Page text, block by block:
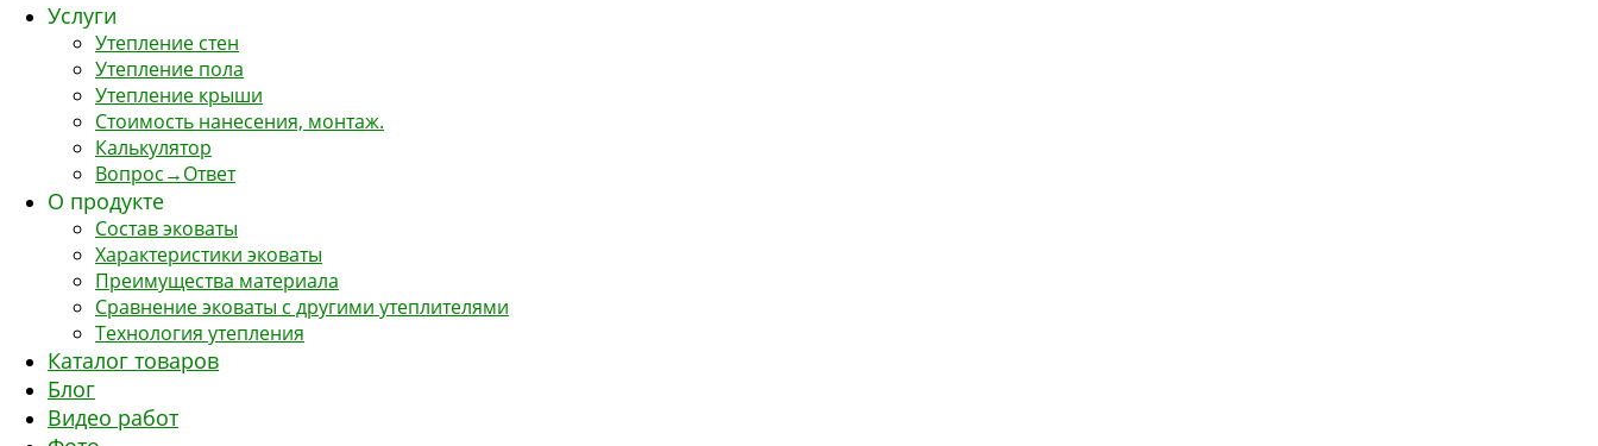
Услуги
Утепление стен
Утепление пола
Утепление крыши
Стоимость нанесения, монтаж.
Калькулятор
Вопрос→Ответ
О продукте
Состав эковаты
Характеристики эковаты
Преимущества материала
Сравнение эковаты с другими утеплителями
Технология утепления
Каталог товаров
Блог
Видео работ